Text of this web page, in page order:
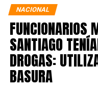
NACIONAL
FUNCIONARIOS
SANTIAGO
DROGAS:
BASURA